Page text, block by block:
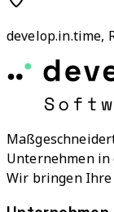
develop.in.time,
Unternehmen in
Wir bringen Ihre